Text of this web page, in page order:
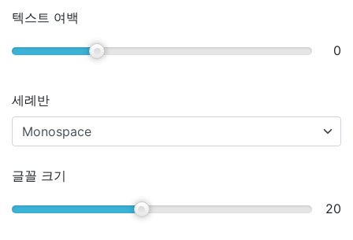
텍스트 여백
0
세례반
글꼴 크기
20